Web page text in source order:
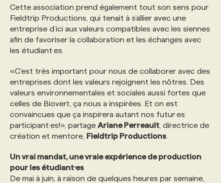
Cette association prend également tout son sens pour
Fieldtrip Productions, qui tenait à s’allier avec une
entreprise d’ici aux valeurs compatibles avec les siennes
afin de favoriser la collaboration et les échanges avec
les étudiant·es.
«C’est très important pour nous de collaborer avec des
entreprises dont les valeurs rejoignent les nôtres. Des
valeurs environnementales et sociales aussi fortes que
celles de Biovert, ça nous a inspirées. Et on est
convaincues que ça inspirera autant nos futur·es
participant·es!», partage Ariane Perreault , directrice de
création et mentore, Fieldtrip Productions
Un vrai mandat, une vraie expérience de production
pour les étudiant·es
De mai à juin, à raison de quelques heures par semaine,